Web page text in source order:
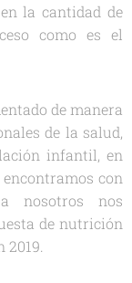
la cantidad de
como es el
de manera
de la salud,
infantil, en
con
nosotros nos
de nutrición
2019.